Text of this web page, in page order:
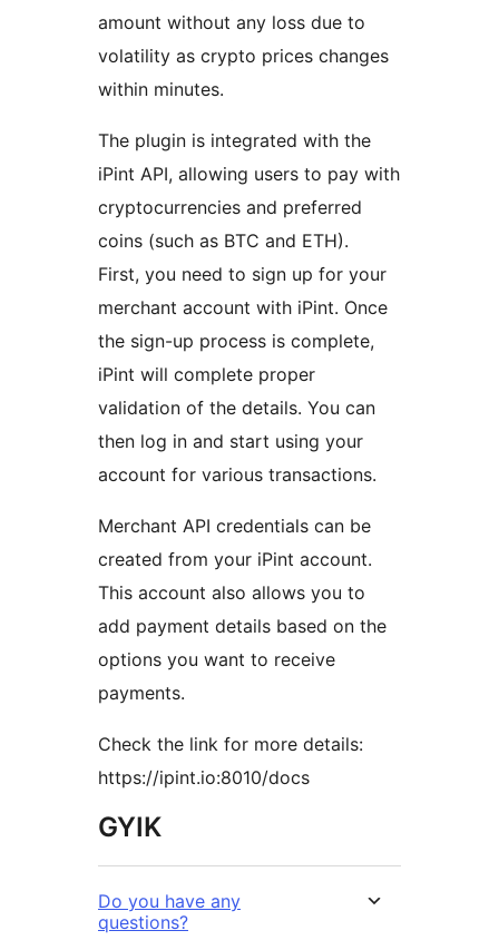
amount without any loss due to
volatility as crypto prices changes
within minutes.
The plugin is integrated with the
iPint API, allowing users to pay with
cryptocurrencies and preferred
coins (such as BTC and ETH).
First, you need to sign up for your
merchant account with iPint. Once
the sign-up process is complete,
iPint will complete proper
validation of the details. You can
then log in and start using your
account for various transactions.
Merchant API credentials can be
created from your iPint account.
This account also allows you to
add payment details based on the
options you want to receive
payments.
Check the link for more details:
https://ipint.io:8010/docs
GYIK
Do you have any
questions?